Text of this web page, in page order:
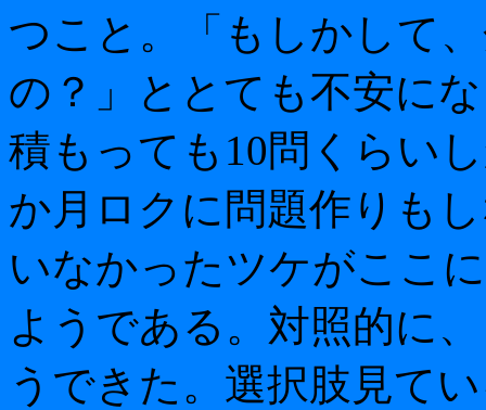
つこと。「もしかして
の？」ととても不安に
積もっても10問くらい
か月ロクに問題作りも
いなかったツケがここ
ようである。対照的に
うできた。選択肢見て